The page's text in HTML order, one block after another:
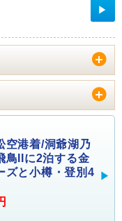
▶
空港着/洞爺湖乃
鳥IIに2泊する金
ズと小樽・登別4